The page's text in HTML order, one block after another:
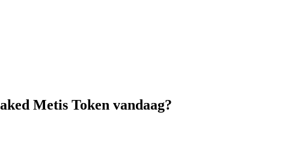
Metis Token vandaag?